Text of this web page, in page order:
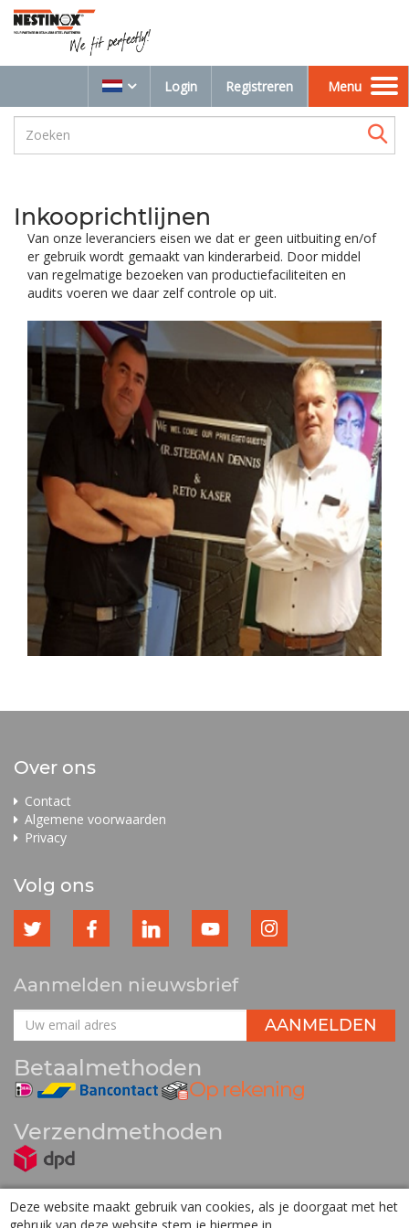
Deze website maakt gebruik van cookies, als je doorgaat met het
Login Registreren
Toggle
navigation
Menu
Inkooprichtlijnen
Van onze leveranciers eisen we dat er geen uitbuiting en/of
er gebruik wordt gemaakt van kinderarbeid. Door middel
van regelmatige bezoeken van productiefaciliteiten en
audits voeren we daar zelf controle op uit.
Over ons
Contact
Algemene voorwaarden
Privacy
Volg ons
Aanmelden nieuwsbrief
Betaalmethoden
Verzendmethoden